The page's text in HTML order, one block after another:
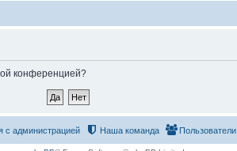
конференцией?
Пользователи
Наша команда
с администрацией